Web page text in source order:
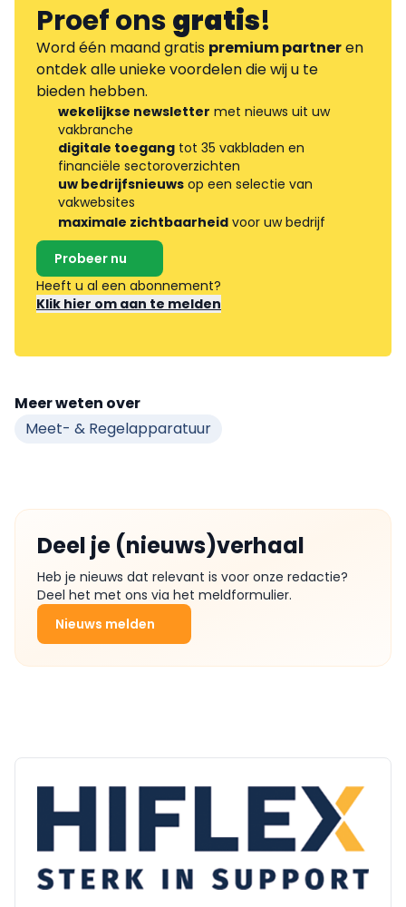
Proef onsgratis!
Word één maand gratis premium partneren
ontdek alle unieke voordelen die wij u te
bieden hebben.
wekelijkse newsletter met nieuws uit uw
vakbranche
digitale toegang tot 35 vakbladen en
financiële sectoroverzichten
uw bedrijfsnieuws op een selectie van
vakwebsites
maximale zichtbaarheid voor uw bedrijf
Probeer nu
Heeft u al een abonnement?
Klik hier om aan te melden
Meer weten over
Meet- & Regelapparatuur
Deel je (nieuws)verhaal
Heb je nieuws dat relevant is voor onze redactie?
Deel het met ons via het meldformulier.
Nieuws melden